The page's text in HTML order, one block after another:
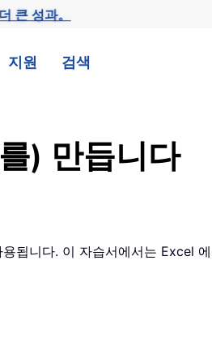
큰 성과。
지원 검색
) 만듭니다
됩니다. 이 자습서에서는 Excel